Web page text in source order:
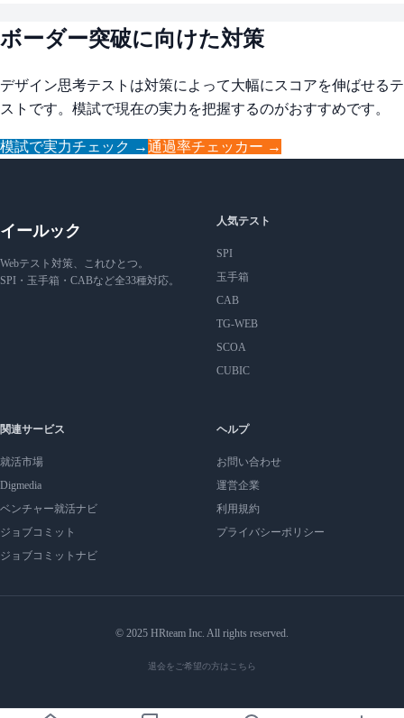
ボーダー突破に向けた対策
デザイン思考テストは対策によって大幅にスコアを伸ばせるテ
ストです。模試で現在の実力を把握するのがおすすめです。
模試で実力チェック →通過率チェッカー →
イールック
Webテスト対策、これひとつ。
SPI・玉手箱・CABなど全33種対応。
人気テスト
SPI
玉手箱
CAB
TG-WEB
SCOA
CUBIC
関連サービス
就活市場
Digmedia
ベンチャー就活ナビ
ジョブコミット
ジョブコミットナビ
ヘルプ
お問い合わせ
運営企業
利用規約
プライバシーポリシー
© 2025 HRteam Inc. All rights reserved.
退会をご希望の方はこちら